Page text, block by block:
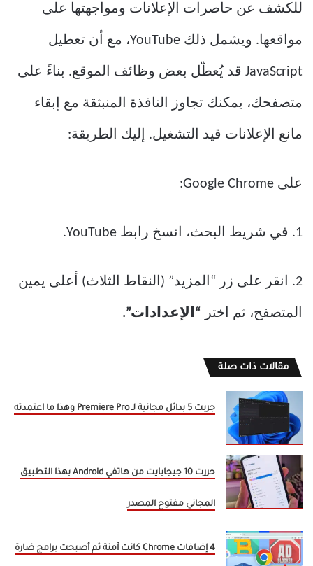
للكشف عن حاصرات الإعلانات ومواجهتها على
مواقعها. ويشمل ذلك YouTube، مع أن تعطيل
JavaScript قد يُعطّل بعض وظائف الموقع. بناءً على
متصفحك، يمكنك تجاوز النافذة المنبثقة مع إبقاء
مانع الإعلانات قيد التشغيل. إليك الطريقة:
على Google Chrome:
1. في شريط البحث، انسخ رابط YouTube.
2. انقر على زر “المزيد” (النقاط الثلاث) أعلى يمين
المتصفح، ثم اختر “الإعدادات”.
مقالات ذات صلة
جربت 5 بدائل مجانية لـ Premiere Pro وهذا ما اعتمدته
حررت 10 جيجابايت من هاتفي Android بهذا التطبيق
المجاني مفتوح المصدر
4 إضافات Chrome كانت آمنة ثم أصبحت برامج ضارة